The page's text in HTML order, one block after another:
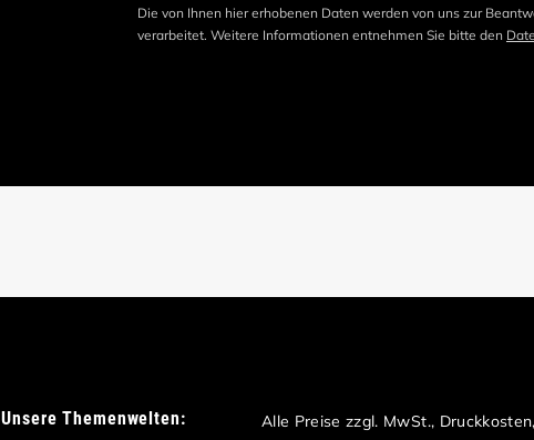
Die von Ihnen hier erhobenen Daten werden von uns zur
verarbeitet. Weitere Informationen entnehmen Sie bitte den
Unsere Themenwelten:
Alle Preise zzgl. MwSt.,